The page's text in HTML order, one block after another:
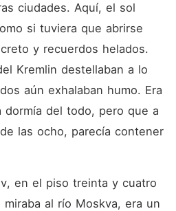
ciudades. Aquí, el sol
si tuviera que abrirse
y recuerdos helados.
Kremlin destellaban a lo
aún exhalaban humo. Era
dormía del todo, pero que a
las ocho, parecía contener
en el piso treinta y cuatro
al río Moskva, era un